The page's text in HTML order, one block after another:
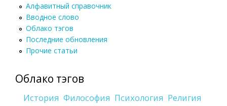
Алфавитный справочник
Вводное слово
Облако тэгов
Последние обновления
Прочие статьи
Облако тэгов
История Философия Психология Религия